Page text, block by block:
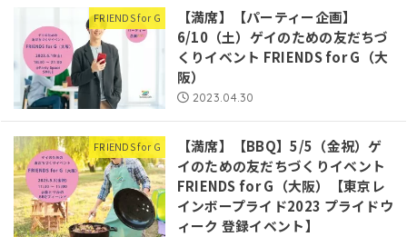
FRIENDS for G
【満席】【パーティー企画】
6/10（土）ゲイのための友だちづ
くりイベント FRIENDS for G（大
阪）
2023.04.30
FRIENDS for G
【満席】【BBQ】5/5（金祝）ゲ
イのための友だちづくりイベント
FRIENDS for G（大阪）【東京レ
インボープライド2023 プライドウ
ィーク 登録イベント】